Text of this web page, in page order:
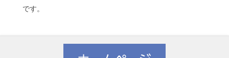
です。